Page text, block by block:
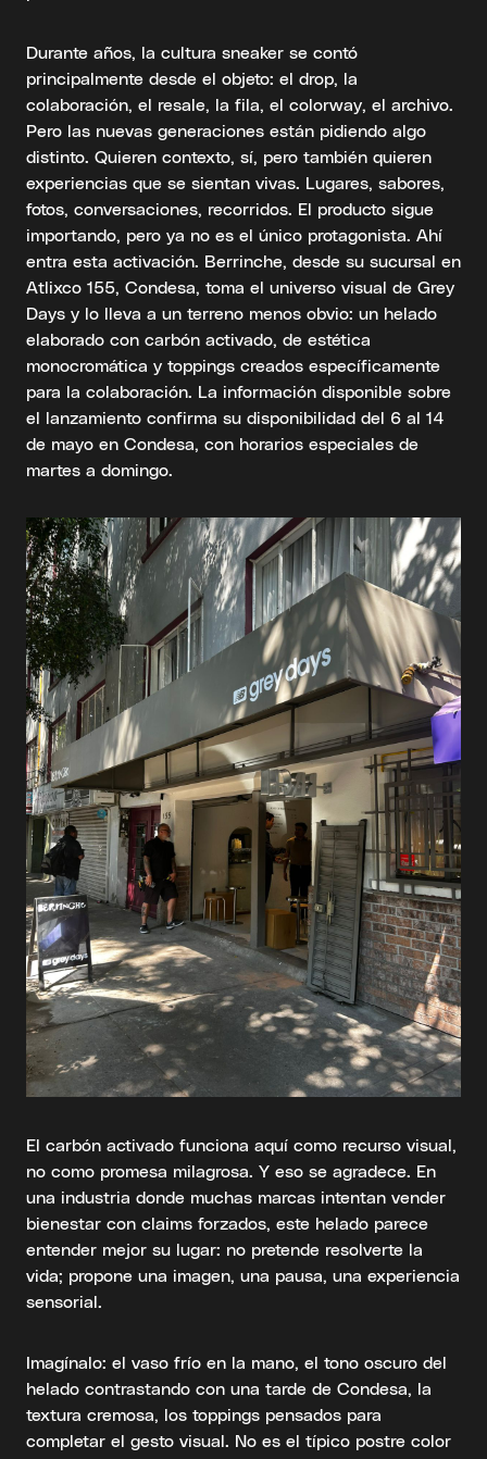
Durante años, la cultura sneaker se contó
principalmente desde el objeto: el drop, la
colaboración, el resale, la fila, el colorway, el archivo.
Pero las nuevas generaciones están pidiendo algo
distinto. Quieren contexto, sí, pero también quieren
experiencias que se sientan vivas. Lugares, sabores,
fotos, conversaciones, recorridos. El producto sigue
importando, pero ya no es el único protagonista. Ahí
entra esta activación. Berrinche, desde su sucursal en
Atlixco 155, Condesa, toma el universo visual de Grey
Days y lo lleva a un terreno menos obvio: un helado
elaborado con carbón activado, de estética
monocromática y toppings creados específicamente
para la colaboración. La información disponible sobre
el lanzamiento confirma su disponibilidad del 6 al 14
de mayo en Condesa, con horarios especiales de
martes a domingo.
El carbón activado funciona aquí como recurso visual,
no como promesa milagrosa. Y eso se agradece. En
una industria donde muchas marcas intentan vender
bienestar con claims forzados, este helado parece
entender mejor su lugar: no pretende resolverte la
vida; propone una imagen, una pausa, una experiencia
sensorial.
Imagínalo: el vaso frío en la mano, el tono oscuro del
helado contrastando con una tarde de Condesa, la
textura cremosa, los toppings pensados para
completar el gesto visual. No es el típico postre color